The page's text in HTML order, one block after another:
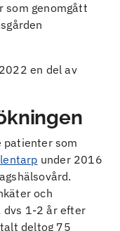
som genomgått
en del av
patienter som
under 2016
och
dvs 1-2 år efter
deltog 75